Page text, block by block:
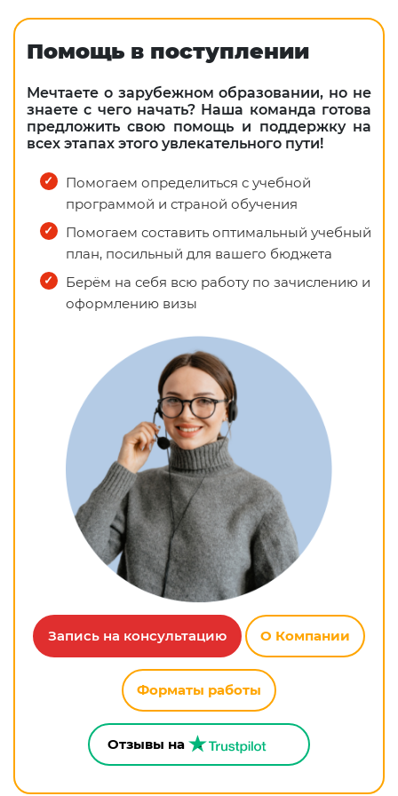
Помощь в поступлении
Мечтаете о зарубежном образовании, но не
знаете с чего начать? Наша команда готова
предложить свою помощь и поддержку на
всех этапах этого увлекательного пути!
Помогаем определиться с учебной
программой и страной обучения
Помогаем составить оптимальный учебный
план, посильный для вашего бюджета
Берём на себя всю работу по зачислению и
оформлению визы
Запись на консультацию О Компании
Форматы работы
Отзывы на